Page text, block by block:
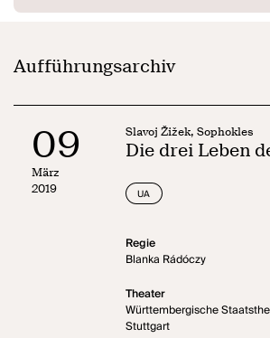
Aufführungsarchiv
09
März
2019
Slavoj Žižek, Sophokles
Die drei Leben
UA
Regie
Blanka Rádóczy
Theater
Württembergische
Stuttgart